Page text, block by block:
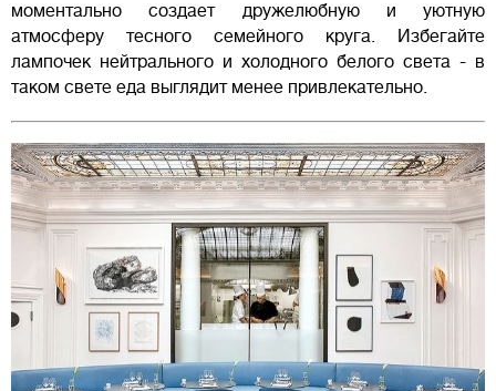
моментально создает дружелюбную и уютную
атмосферу тесного семейного круга. Избегайте
лампочек нейтрального и холодного белого света - в
таком свете еда выглядит менее привлекательно.